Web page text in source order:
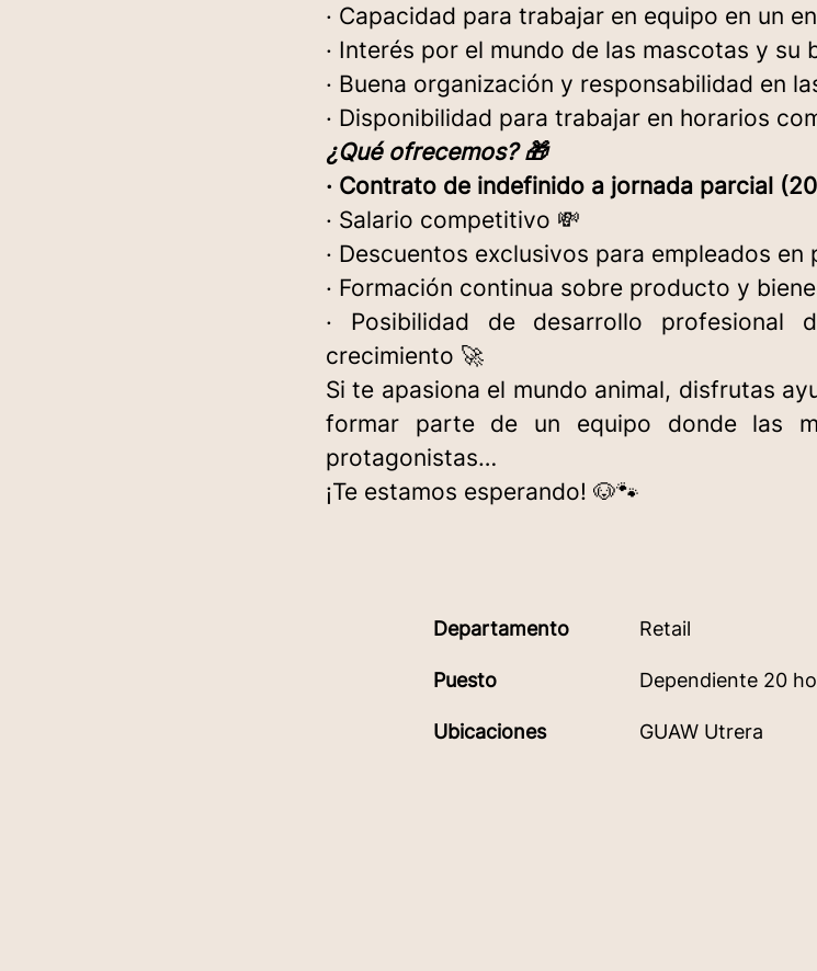
· Capacidad para trabajar en equipo en un
· Interés por el mundo de las mascotas y su
· Buena organización y responsabilidad en
· Disponibilidad para trabajar en horarios
¿Qué ofrecemos? 🎁
· Contrato de indefinido a jornada parcial
· Salario competitivo 💸
· Descuentos exclusivos para empleados
· Formación continua sobre producto y
· Posibilidad de desarrollo profesional
crecimiento 🚀
Si te apasiona el mundo animal, disfrutas
formar parte de un equipo donde las
protagonistas…
¡Te estamos esperando! 🐶🐾
Departamento Retail
Puesto Dependiente 20
Ubicaciones GUAW Utrera